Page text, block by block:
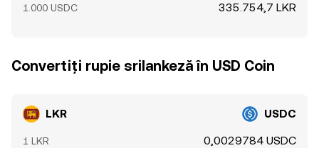
1.000 USDC 335.754,7 LKR
Convertiți rupie srilankeză în USD Coin
LKR USDC
1 LKR 0,0029784 USDC